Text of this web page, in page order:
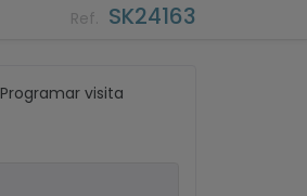
Ref. SK24163
Programar visita